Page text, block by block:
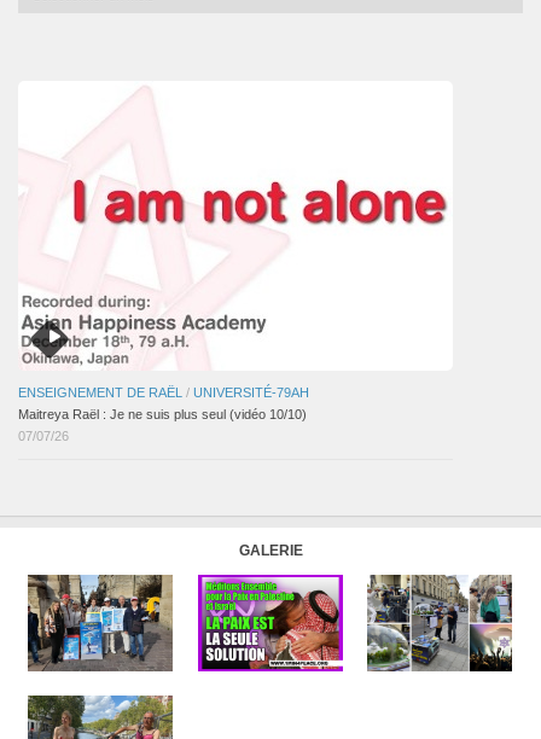
ENSEIGNEMENT DE RAËL / UNIVERSITÉ-79AH
Maitreya Raël : Je ne suis plus seul (vidéo 10/10)
07/07/26
GALERIE